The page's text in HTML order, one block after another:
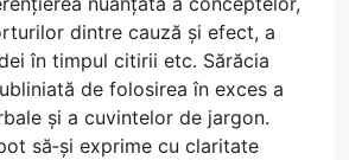
dintre cauză și efect, a
în timpul citirii etc. Sărăcia
de folosirea în exces a
și a cuvintelor de jargon.
să‑și exprime cu claritate